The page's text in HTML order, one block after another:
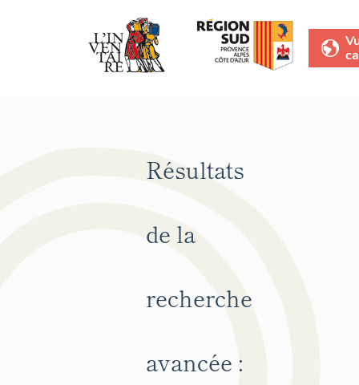
Résultats
de la
recherche
avancée :